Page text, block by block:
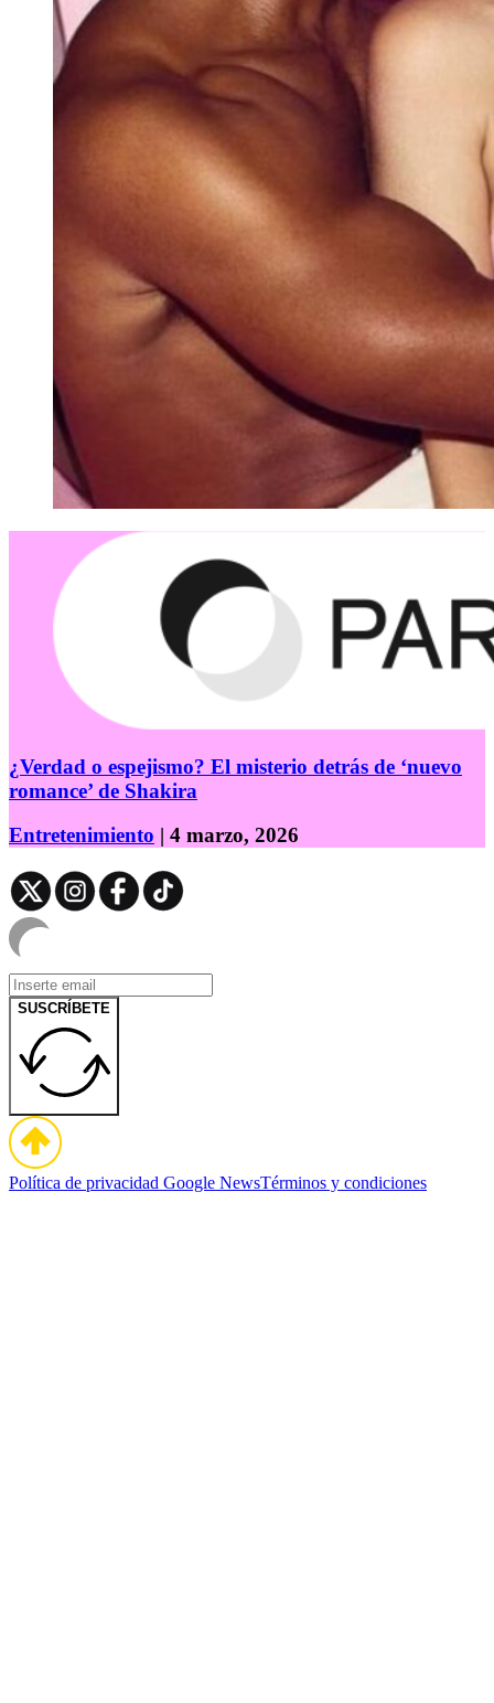
¿Verdad o espejismo? El misterio detrás de ‘nuevo
romance’ de Shakira
Entretenimiento | 4 marzo, 2026
SUSCRÍBETE
Política de privacidad Google NewsTérminos y condiciones